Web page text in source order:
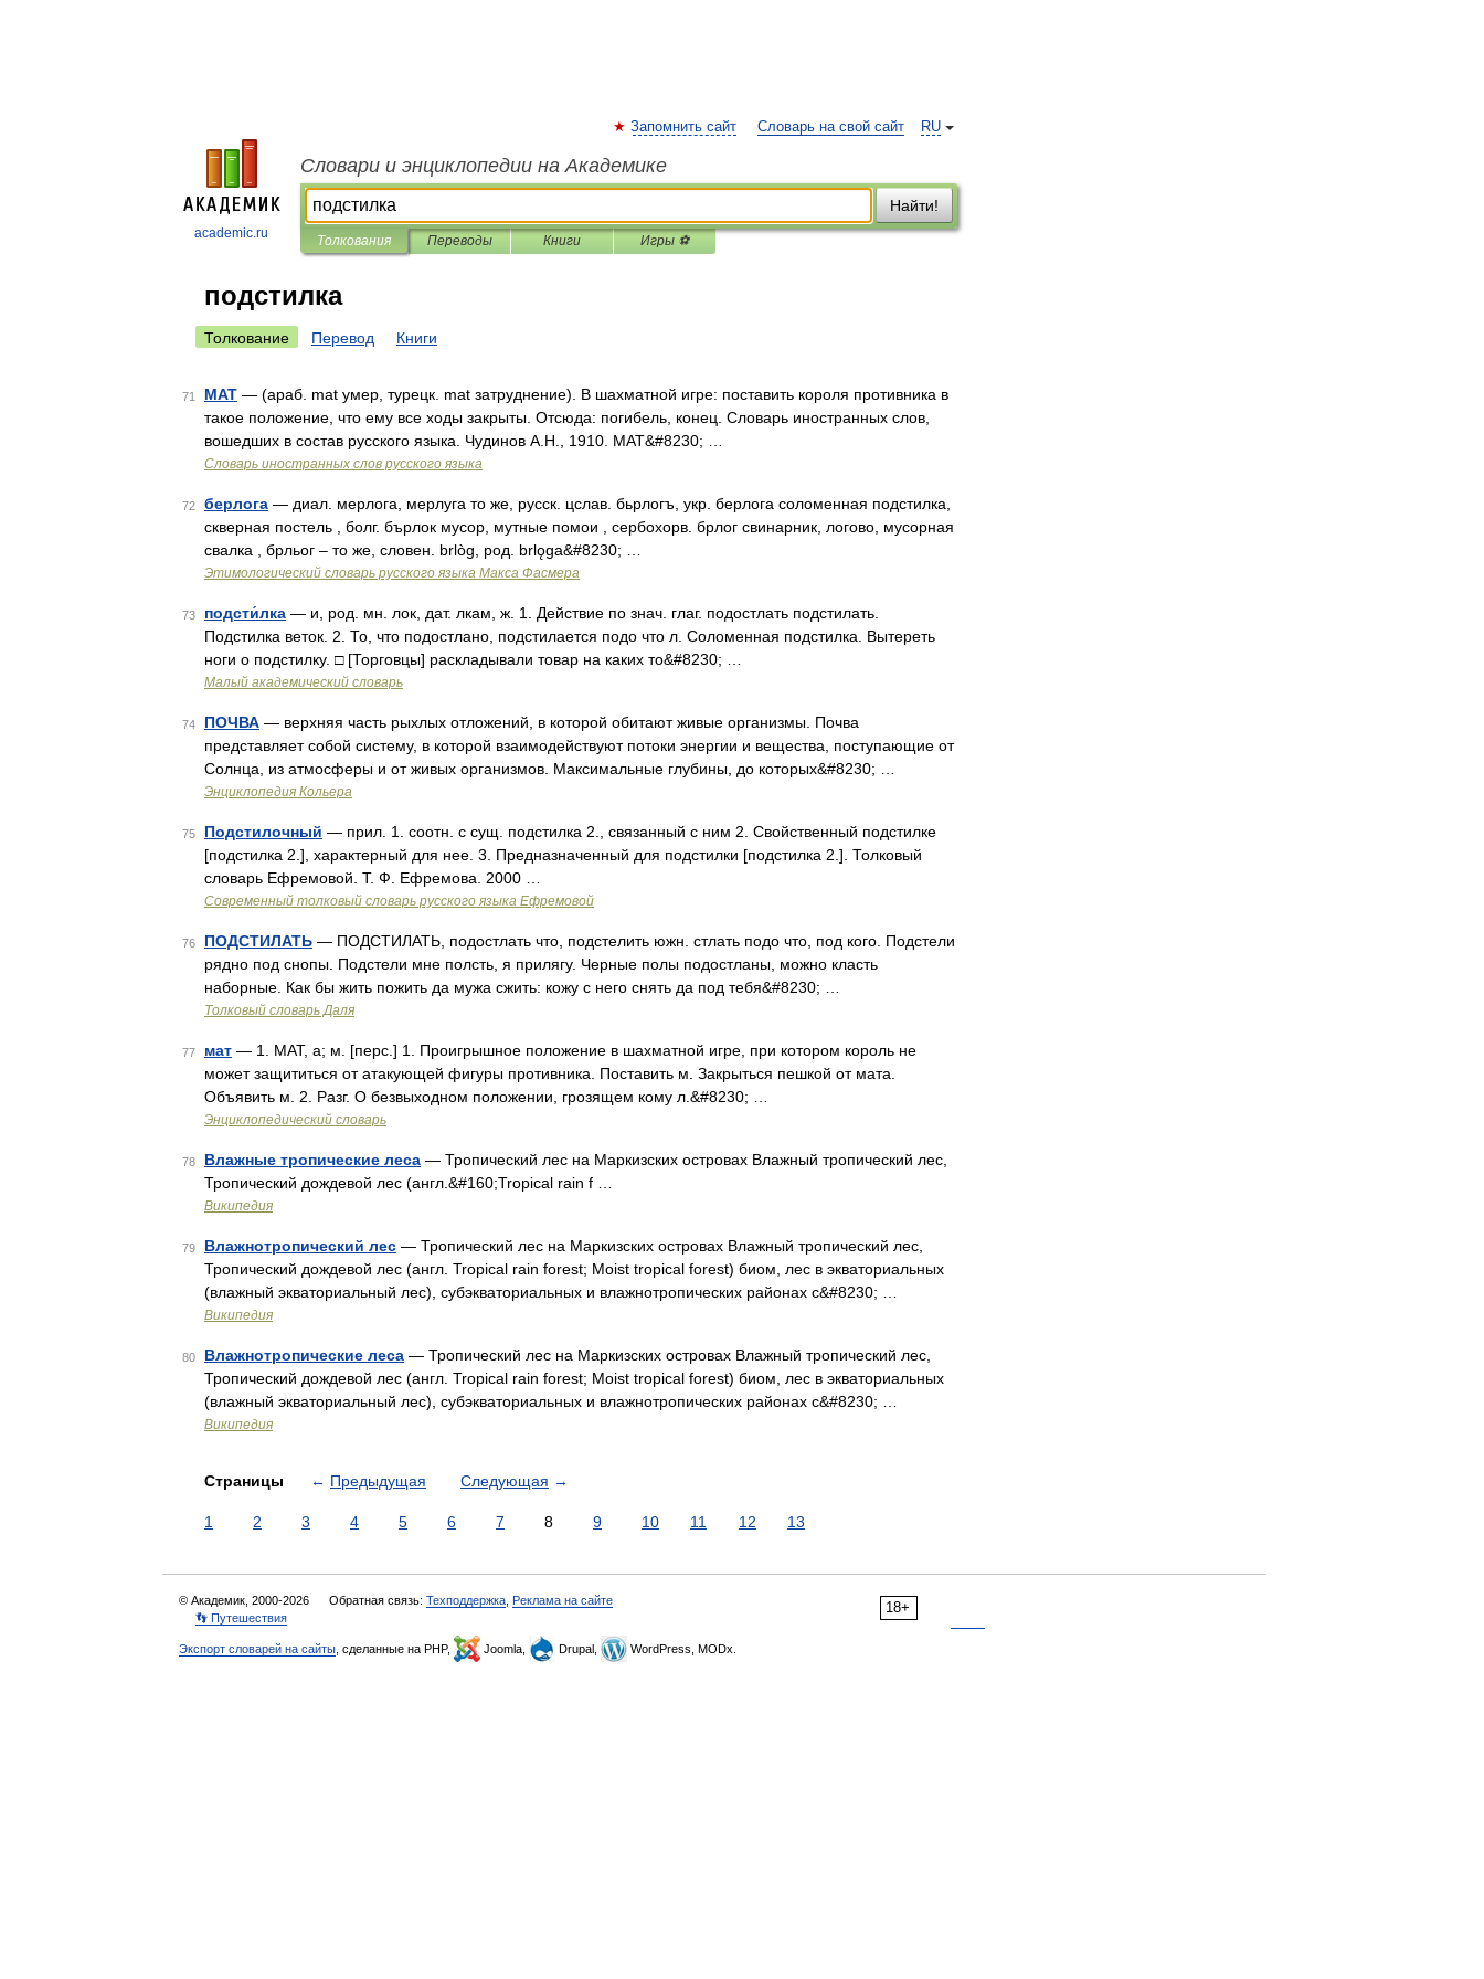
academic.ru
RU
Запомнить сайт Словарь на свой сайт
Словари и энциклопедии на Академике
Найти!
Толкования Переводы Книги Игры ⚽
подстилка
Толкование Перевод Книги
71 МАТ — (араб. mat умер, турецк. mat затруднение). В шахматной игре: поставить короля противника в
такое положение, что ему все ходы закрыты. Отсюда: погибель, конец. Словарь иностранных слов,
вошедших в состав русского языка. Чудинов А.Н., 1910. МАТ&#8230; …
Словарь иностранных слов русского языка
72 берлога — диал. мерлога, мерлуга то же, русск. цслав. бьрлогъ, укр. берлога соломенная подстилка,
скверная постель , болг. бърлок мусор, мутные помои , сербохорв. брлог свинарник, логово, мусорная
свалка , брльог – то же, словен. brlòg, род. brlǫga&#8230; …
Этимологический словарь русского языка Макса Фасмера
73 подсти́лка — и, род. мн. лок, дат. лкам, ж. 1. Действие по знач. глаг. подостлать подстилать.
Подстилка веток. 2. То, что подостлано, подстилается подо что л. Соломенная подстилка. Вытереть
ноги о подстилку. □ [Торговцы] раскладывали товар на каких то&#8230; …
Малый академический словарь
74 ПОЧВА — верхняя часть рыхлых отложений, в которой обитают живые организмы. Почва
представляет собой систему, в которой взаимодействуют потоки энергии и вещества, поступающие от
Солнца, из атмосферы и от живых организмов. Максимальные глубины, до которых&#8230; …
Энциклопедия Кольера
75 Подстилочный — прил. 1. соотн. с сущ. подстилка 2., связанный с ним 2. Свойственный подстилке
[подстилка 2.], характерный для нее. 3. Предназначенный для подстилки [подстилка 2.]. Толковый
словарь Ефремовой. Т. Ф. Ефремова. 2000 …
Современный толковый словарь русского языка Ефремовой
76 ПОДСТИЛАТЬ — ПОДСТИЛАТЬ, подостлать что, подстелить южн. стлать подо что, под кого. Подстели
рядно под снопы. Подстели мне полсть, я прилягу. Черные полы подостланы, можно класть
наборные. Как бы жить пожить да мужа сжить: кожу с него снять да под тебя&#8230; …
Толковый словарь Даля
77 мат — 1. МАТ, а; м. [перс.] 1. Проигрышное положение в шахматной игре, при котором король не
может защититься от атакующей фигуры противника. Поставить м. Закрыться пешкой от мата.
Объявить м. 2. Разг. О безвыходном положении, грозящем кому л.&#8230; …
Энциклопедический словарь
78 Влажные тропические леса — Тропический лес на Маркизских островах Влажный тропический лес,
Тропический дождевой лес (англ.&#160;Tropical rain f …
Википедия
79 Влажнотропический лес — Тропический лес на Маркизских островах Влажный тропический лес,
Тропический дождевой лес (англ. Tropical rain forest; Moist tropical forest) биом, лес в экваториальных
(влажный экваториальный лес), субэкваториальных и влажнотропических районах с&#8230; …
Википедия
80 Влажнотропические леса — Тропический лес на Маркизских островах Влажный тропический лес,
Тропический дождевой лес (англ. Tropical rain forest; Moist tropical forest) биом, лес в экваториальных
(влажный экваториальный лес), субэкваториальных и влажнотропических районах с&#8230; …
Википедия
Страницы ← Предыдущая Следующая →
1 2 3 4 5 6 7 8 9 10 11 12 13
18+
© Академик, 2000-2026 Обратная связь: Техподдержка Реклама на сайте
👣 Путешествия
Экспорт словарей на сайты , сделанные на PHP, Joomla, Drupal, WordPress, MODx.